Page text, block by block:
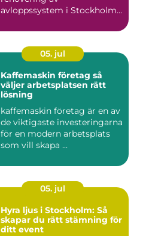
avloppssystem i Stockholm.
05. jul
Kaffemaskin företag så
väljer arbetsplatsen rätt
lösning
kaffemaskin företag är en av
de viktigaste investeringarna
för en modern arbetsplats
som vill skapa ...
05. jul
Hyra ljus i Stockholm: Så
skapar du rätt stämning för
ditt event